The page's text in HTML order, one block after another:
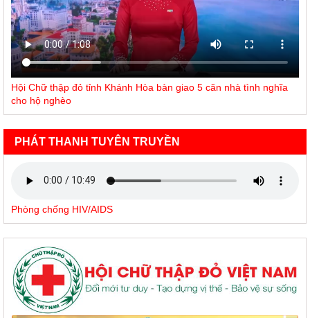
Hội Chữ thập đỏ tỉnh Khánh Hòa bàn giao 5 căn nhà tình nghĩa
cho hộ nghèo
PHÁT THANH TUYÊN TRUYỀN
Phòng chống HIV/AIDS